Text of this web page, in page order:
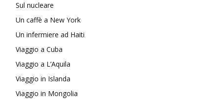
Sul nucleare
Un caffè a New York
Un infermiere ad Haiti
Viaggio a Cuba
Viaggio a L’Aquila
Viaggio in Islanda
Viaggio in Mongolia